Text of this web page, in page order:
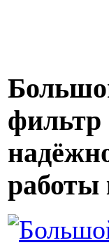
работы